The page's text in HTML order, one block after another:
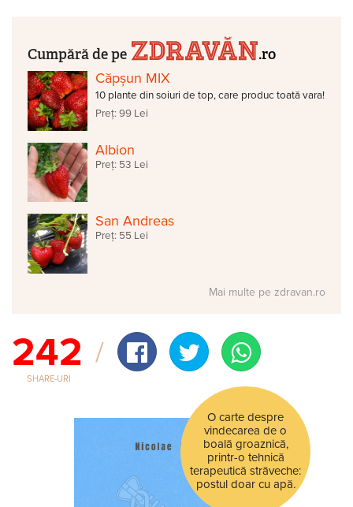
Cumpără de pe .ro
Căpșun MIX
10 plante din soiuri de top, care produc toată vara!
Preț: 99 Lei
Albion
Preț: 53 Lei
San Andreas
Preț: 55 Lei
Mai multe pe zdravan.ro
242
SHARE-URI
O carte despre
vindecarea de o
boală groaznică,
printr-o tehnică
terapeutică străveche:
postul doar cu apă.